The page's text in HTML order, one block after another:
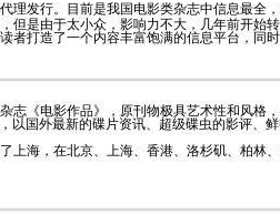
发行。目前是我国电影类杂志中信息最全
但是由于太小众，影响力不大，几年前开
打造了一个内容丰富饱满的信息平台，同
志《电影作品》，原刊物极具艺术性和风格
以国外最新的碟片资讯、超级碟虫的影评、
上海，在北京、上海、香港、洛杉矶、柏林